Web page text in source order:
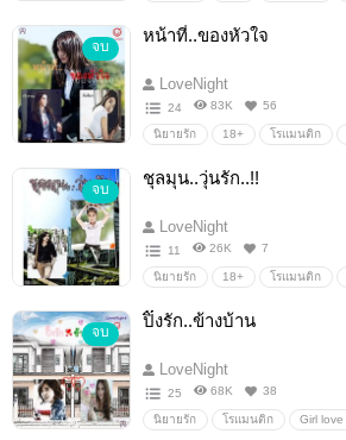
จบ
หน้าที่..ของหัวใจ
LoveNight
24 83K 56
นิยายรัก 18+ โรแมนติก
จบ
ชุลมุน..วุ่นรัก..!!
LoveNight
11 26K 7
นิยายรัก 18+ โรแมนติก
จบ
ปิ๊งรัก..ข้างบ้าน
LoveNight
25 68K 38
นิยายรัก โรแมนติก Girl love